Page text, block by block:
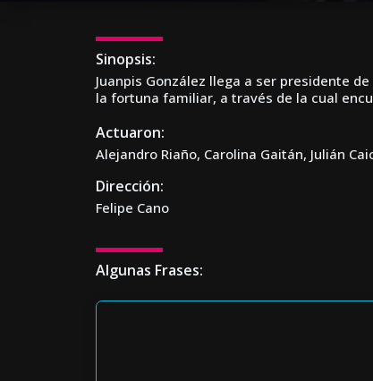
Sinopsis:
Juanpis González llega a ser presidente
la fortuna familiar, a través de la cual
Actuaron:
Alejandro Riaño, Carolina Gaitán, Julián
Dirección:
Felipe Cano
Algunas Frases: